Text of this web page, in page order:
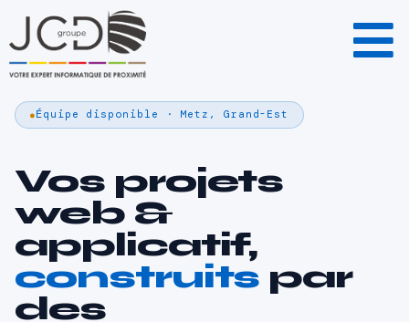
Équipe disponible · Metz, Grand-Est
Vos projets
web &
applicatif,
construits par
des